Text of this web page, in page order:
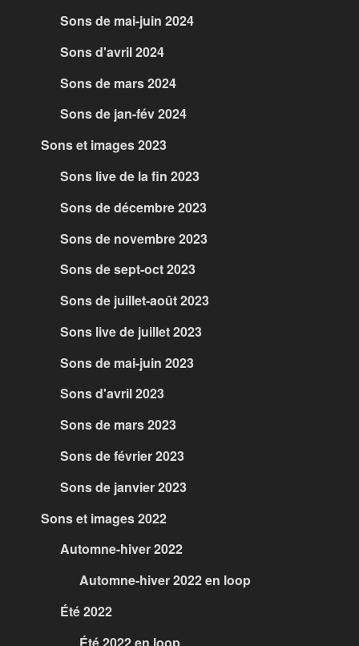
Sons de mai-juin 2024
Sons d'avril 2024
Sons de mars 2024
Sons de jan-fév 2024
Sons et images 2023
Sons live de la fin 2023
Sons de décembre 2023
Sons de novembre 2023
Sons de sept-oct 2023
Sons de juillet-août 2023
Sons live de juillet 2023
Sons de mai-juin 2023
Sons d'avril 2023
Sons de mars 2023
Sons de février 2023
Sons de janvier 2023
Sons et images 2022
Automne-hiver 2022
Automne-hiver 2022 en loop
Été 2022
Été 2022 en loop